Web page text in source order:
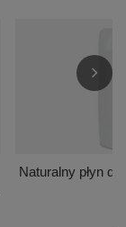
Naturalny płyn